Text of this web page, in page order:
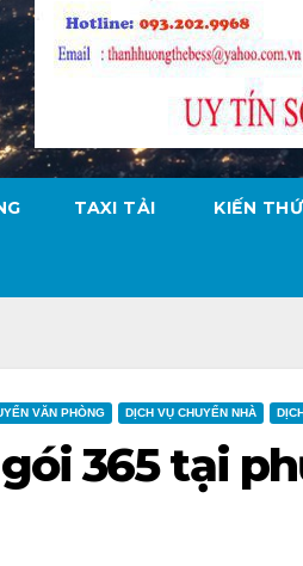
TAXI TẢI KIẾN
VĂN PHÒNG DỊCH VỤ CHUYỂN NHÀ
365 tại